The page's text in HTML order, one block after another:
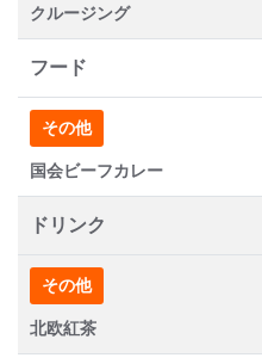
クルージング
フード
その他
国会ビーフカレー
ドリンク
その他
北欧紅茶